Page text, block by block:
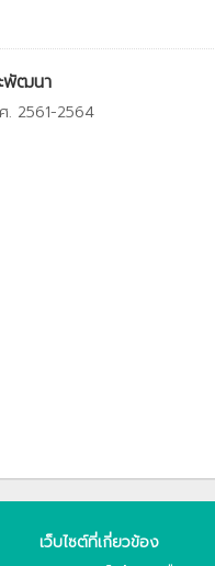
พัฒนา
. 2561-2564
เว็บไซต์ที่เกี่ยวข้อง